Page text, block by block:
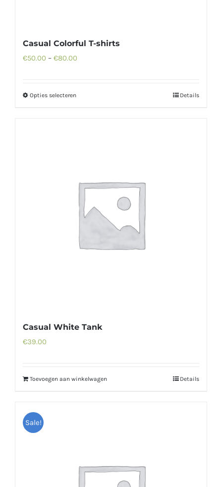
Casual Colorful T-shirts
€50.00 – €80.00
Opties selecteren Details
Casual White Tank
€39.00
Toevoegen aan winkelwagen Details
Sale!